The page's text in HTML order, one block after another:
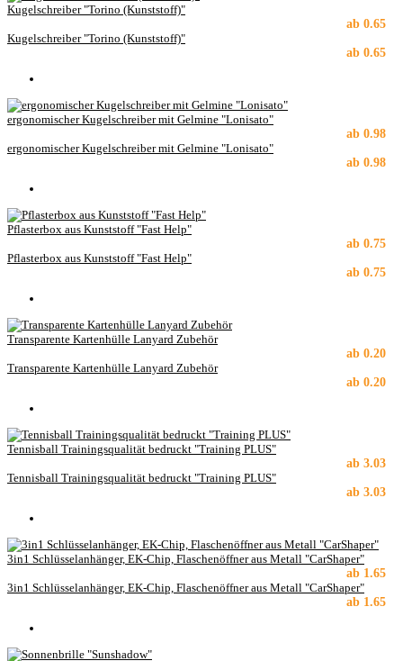
Kugelschreiber "Torino (Kunststoff)"
ab 0.65
Kugelschreiber "Torino (Kunststoff)"
ab 0.65
ergonomischer Kugelschreiber mit Gelmine "Lonisato"
ab 0.98
ergonomischer Kugelschreiber mit Gelmine "Lonisato"
ab 0.98
Pflasterbox aus Kunststoff "Fast Help"
ab 0.75
Pflasterbox aus Kunststoff "Fast Help"
ab 0.75
Transparente Kartenhülle Lanyard Zubehör
ab 0.20
Transparente Kartenhülle Lanyard Zubehör
ab 0.20
Tennisball Trainingsqualität bedruckt "Training PLUS"
ab 3.03
Tennisball Trainingsqualität bedruckt "Training PLUS"
ab 3.03
3in1 Schlüsselanhänger, EK-Chip, Flaschenöffner aus Metall "CarShaper"
ab 1.65
3in1 Schlüsselanhänger, EK-Chip, Flaschenöffner aus Metall "CarShaper"
ab 1.65